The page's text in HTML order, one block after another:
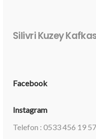
Silivri Kuzey
Facebook
Instagram
Telefon : 0533 456 19 57